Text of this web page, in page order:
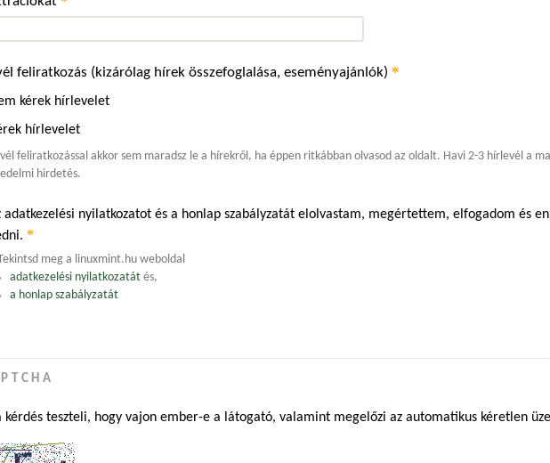
feliratkozás (kizárólag hírek összefoglalása, eseményajánlók) *
kérek hírlevelet
hírlevelet
feliratkozással akkor sem maradsz le a hírekről, ha éppen ritkábban olvasod az oldalt. Havi 2-3 hírlevél a
hirdetés.
adatkezelési nyilatkozatot és a honlap szabályzatát elolvastam, megértettem, elfogadom és
*
meg a linuxmint.hu weboldal
adatkezelési nyilatkozatátés,
a honlap szabályzatát
kérdés teszteli, hogy vajon ember-e a látogató, valamint megelőzi az automatikus kéretlen